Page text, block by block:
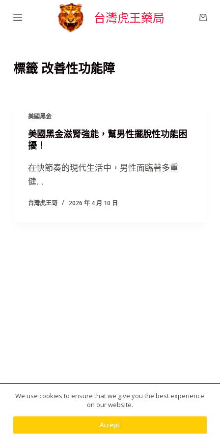
跳
內
台灣虎王藥局
標籤改善性功能障
美國黑金
美國黑金滋腎強能，幫男性擺脫性功能困
擾！
在快節奏的現代生活中，男性面臨著多重
健…
台灣虎王哥 2026 年 4 月 10 日
版權所有 © 2026 台灣虎王藥局|犀利士|威而鋼|日本藤
We use cookies to ensure that we give you the best experience
on our website.
Accept